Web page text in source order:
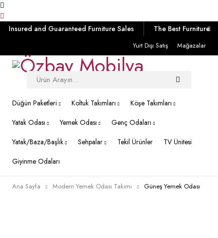
Insured and Guaranteed Furniture Sales The Best Furniture
Yurt Dışı Satış Mağazalar
Düğün Paketleri Koltuk Takımları
Köşe Takımları
Yatak Odası
Yemek Odası
Genç Odaları
Yatak/Baza/Başlık
Sehpalar Tekil Ürünler
TV Ünitesi
Giyinme Odaları
Ana Sayfa Modern Yemek Odası Takımı Güneş Yemek Odası